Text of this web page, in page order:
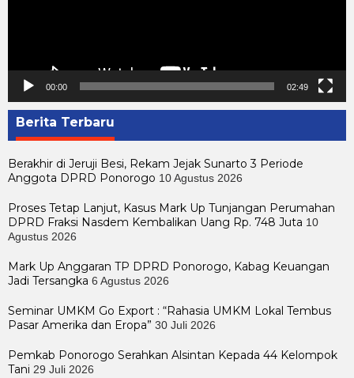
00:00 02:49
Berita Terbaru
Berakhir di Jeruji Besi, Rekam Jejak Sunarto 3 Periode
Anggota DPRD Ponorogo 10 Agustus 2026
Proses Tetap Lanjut, Kasus Mark Up Tunjangan Perumahan
DPRD Fraksi Nasdem Kembalikan Uang Rp. 748 Juta 10
Agustus 2026
Mark Up Anggaran TP DPRD Ponorogo, Kabag Keuangan
Jadi Tersangka 6 Agustus 2026
Seminar UMKM Go Export : “Rahasia UMKM Lokal Tembus
Pasar Amerika dan Eropa” 30 Juli 2026
Pemkab Ponorogo Serahkan Alsintan Kepada 44 Kelompok
Tani 29 Juli 2026